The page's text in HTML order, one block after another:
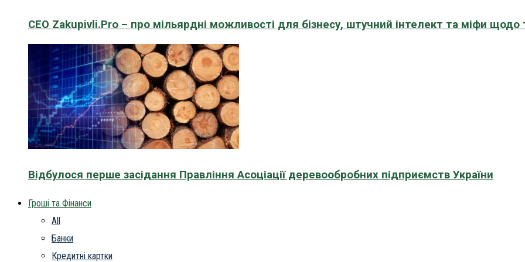
CEO Zakupivli.Pro – про мільярдні можливості для бізнесу, штучний інтелект та міфи щодо
Відбулося перше засідання Правління Асоціації деревообробних підприємств України
Гроші та Фінанси
All
Банки
Кредитні картки